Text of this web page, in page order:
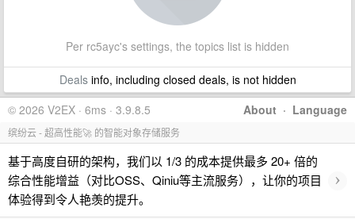
Per rc5ayc's settings, the topics list is hidden
Dealsinfo, including closed deals, is not hidden
About · Language
© 2026 V2EX · 6ms · 3.9.8.5
缤纷云 - 超高性能🚀 的智能对象存储服务
基于高度自研的架构，我们以 1/3 的成本提供最多 20+ 倍的
综合性能增益（对比OSS、Qiniu等主流服务），让你的项目
体验得到令人艳羡的提升。
›